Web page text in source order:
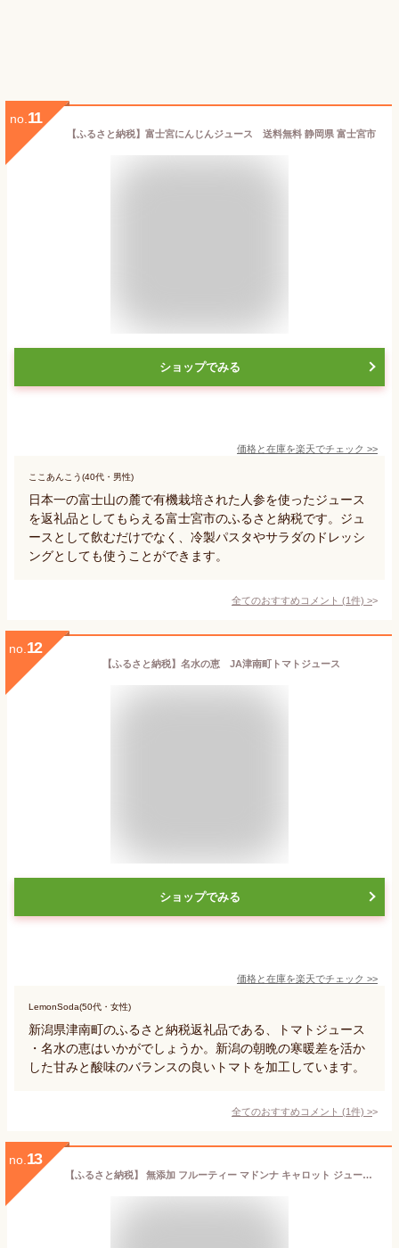
no. 11
【ふるさと納税】富士宮にんじんジュース 送料無料 静岡県 富士宮市
ショップでみる
価格と在庫を楽天でチェック >>
ここあんこう(40代・男性)
日本一の富士山の麓で有機栽培された人参を使ったジュース
を返礼品としてもらえる富士宮市のふるさと納税です。ジュ
ースとして飲むだけでなく、冷製パスタやサラダのドレッシ
ングとしても使うことができます。
全てのおすすめコメント (1件) >
no. 12
【ふるさと納税】名水の恵 JA津南町トマトジュース
ショップでみる
価格と在庫を楽天でチェック >>
LemonSoda(50代・女性)
新潟県津南町のふるさと納税返礼品である、トマトジュース
・名水の恵はいかがでしょうか。新潟の朝晩の寒暖差を活か
した甘みと酸味のバランスの良いトマトを加工しています。
全てのおすすめコメント (1件) >
no. 13
【ふるさと納税】 無添加 フルーティー マドンナ キャロット ジュース 720ml × 2本 極上 フルーティー 甘い にんじん 人参 濃厚 野菜ジュース 野菜 不足 冬人参 期間限定 神重農産 水砂糖不使用 レモン果汁 子供 自然の恵み 体に優しい お取り寄せ 愛知県 碧南市 送料無料